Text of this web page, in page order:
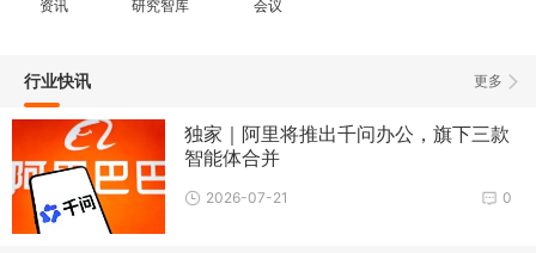
资讯 研究智库 会议
更多
行业快讯
独家｜阿里将推出千问办公，旗下三款
智能体合并
0
2026-07-21